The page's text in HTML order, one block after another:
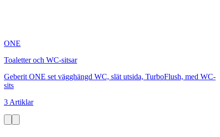
ONE
Toaletter och WC-sitsar
Geberit ONE set vägghängd WC, slät utsida, TurboFlush, med WC-
sits
3 Artiklar